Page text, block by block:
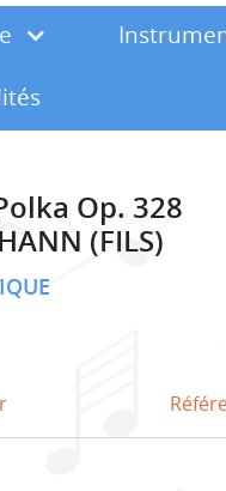
Op. 328
(FILS)